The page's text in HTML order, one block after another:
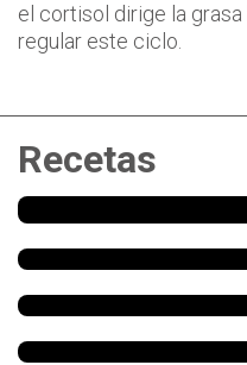
el cortisol dirige la
regular este ciclo.
Recetas